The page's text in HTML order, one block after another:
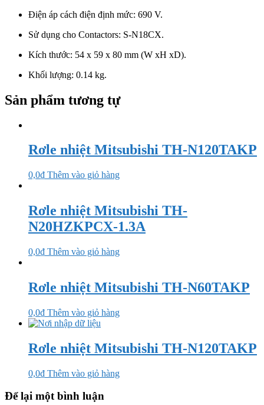
Điện áp cách điện định mức: 690 V.
Sử dụng cho Contactors: S-N18CX.
Kích thước: 54 x 59 x 80 mm (W xH xD).
Khối lượng: 0.14 kg.
Sản phẩm tương tự
Rơle nhiệt Mitsubishi TH-N120TAKP
0,0₫ Thêm vào giỏ hàng
Rơle nhiệt Mitsubishi TH-
N20HZKPCX-1.3A
0,0₫ Thêm vào giỏ hàng
Rơle nhiệt Mitsubishi TH-N60TAKP
0,0₫ Thêm vào giỏ hàng
Rơle nhiệt Mitsubishi TH-N120TAKP
0,0₫ Thêm vào giỏ hàng
Để lại một bình luận